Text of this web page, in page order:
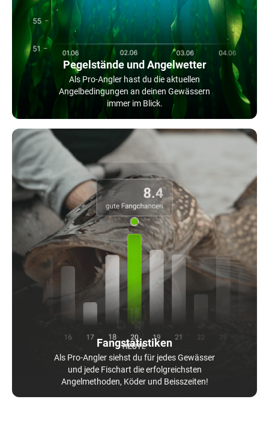
Pegelstände und Angelwetter
Als Pro-Angler hast du die aktuellen
Angelbedingungen an deinen Gewässern
immer im Blick.
Fangstatistiken
Als Pro-Angler siehst du für jedes Gewässer
und jede Fischart die erfolgreichsten
Angelmethoden, Köder und Beisszeiten!